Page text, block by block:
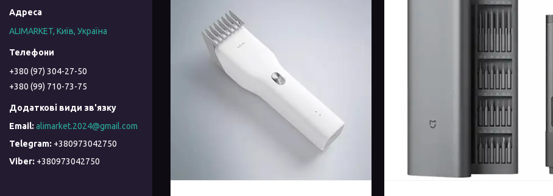
ALIMARKET, Київ, Україна
+380 (97) 304-27-50
+380 (99) 710-73-75
alimarket.2024@gmail.com
+380973042750
+380973042750